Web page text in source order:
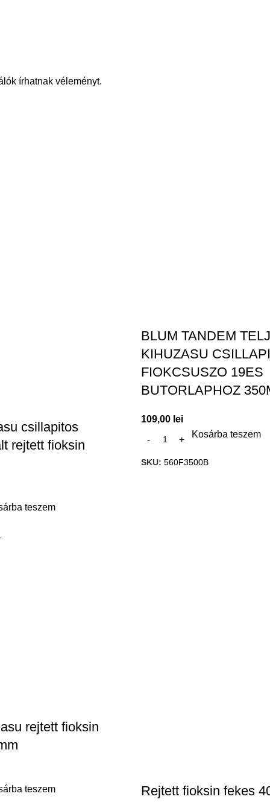
írhatnak véleményt.
csillapitos
rejtett fioksin
teszem
BLUM TANDEM
KIHUZASU
FIOKCSUSZO 19ES
BUTORLAPHOZ
109,00 lei
Kosárba teszem
SKU: 560F3500B
rejtett fioksin
teszem
Rejtett fioksin fekes